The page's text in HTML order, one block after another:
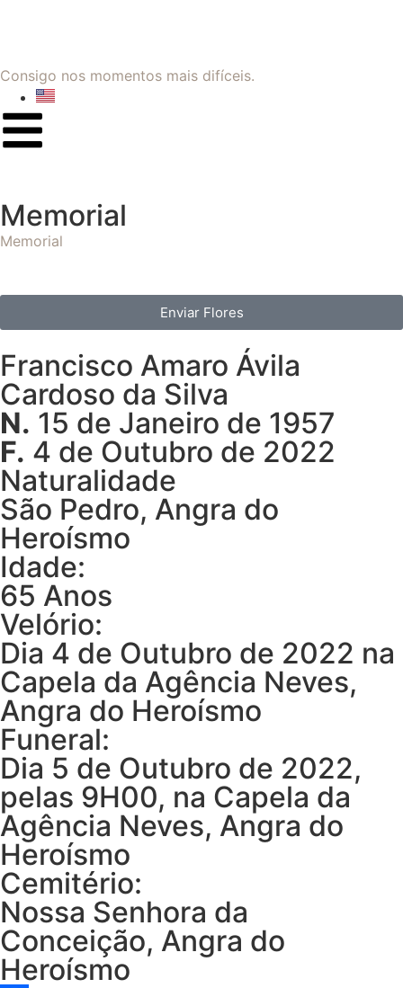
Consigo nos momentos mais difíceis.
Memorial
Memorial
Enviar Flores
Francisco Amaro Ávila
Cardoso da Silva
N. 15 de Janeiro de 1957
F. 4 de Outubro de 2022
Naturalidade
São Pedro, Angra do
Heroísmo
Idade:
65 Anos
Velório:
Dia 4 de Outubro de 2022 na
Capela da Agência Neves,
Angra do Heroísmo
Funeral:
Dia 5 de Outubro de 2022,
pelas 9H00, na Capela da
Agência Neves, Angra do
Heroísmo
Cemitério:
Nossa Senhora da
Conceição, Angra do
Heroísmo